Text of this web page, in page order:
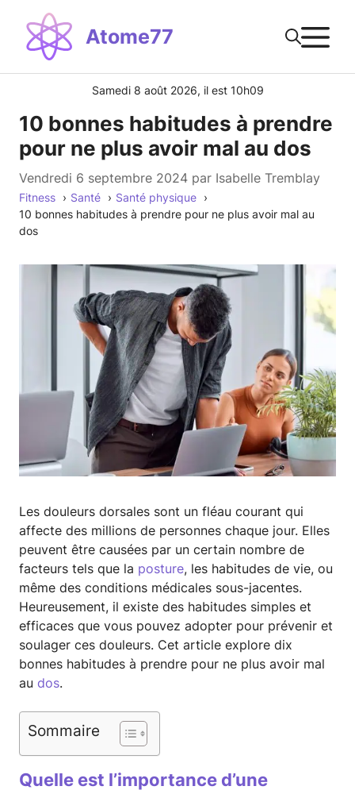
contenu
Atome77
Samedi 8 août 2026, il est 10h09
10 bonnes habitudes à prendre
pour ne plus avoir mal au dos
vendredi 6 septembre 2024 par Isabelle Tremblay
Fitness Santé
Santé physique
10 bonnes habitudes à prendre pour ne plus avoir mal au
dos
Les douleurs dorsales sont un fléau courant qui
affecte des millions de personnes chaque jour. Elles
peuvent être causées par un certain nombre de
facteurs tels que la posture, les habitudes de vie, ou
même des conditions médicales sous-jacentes.
Heureusement, il existe des habitudes simples et
efficaces que vous pouvez adopter pour prévenir et
soulager ces douleurs. Cet article explore dix
bonnes habitudes à prendre pour ne plus avoir mal
au dos.
Sommaire
Quelle est l’importance d’une